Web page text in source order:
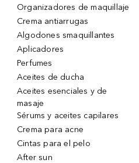
Organizadores de maquillaje
Crema antiarrugas
Algodones smaquillantes
Aplicadores
Perfumes
Aceites de ducha
Aceites esenciales y de
masaje
Sérums y aceites capilares
Crema para acne
Cintas para el pelo
After sun